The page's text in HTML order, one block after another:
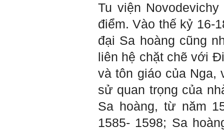
Tu viện
điểm. Vào thế kỷ 16-
đại Sa hoàng cũng
liên hệ chặt chẽ với
và tôn giáo của
sử quan trọng của
Sa hoàng, từ năm
1585- 1598; Sa